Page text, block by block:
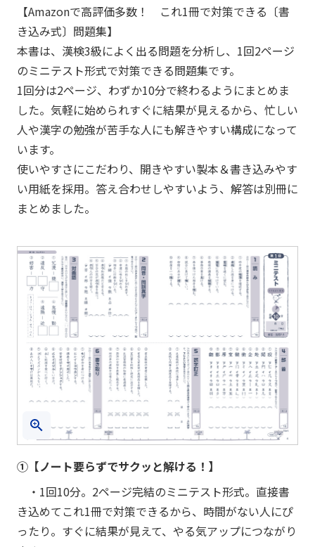
【Amazonで高評価多数！ これ1冊で対策できる〔書
き込み式〕問題集】
本書は、漢検3級によく出る問題を分析し、1回2ページ
のミニテスト形式で対策できる問題集です。
1回分は2ページ、わずか10分で終わるようにまとめま
した。気軽に始められすぐに結果が見えるから、忙しい
人や漢字の勉強が苦手な人にも解きやすい構成になって
います。
使いやすさにこだわり、開きやすい製本＆書き込みやす
い用紙を採用。答え合わせしやすいよう、解答は別冊に
まとめました。
①【ノート要らずでサクッと解ける！】
・1回10分。2ページ完結のミニテスト形式。直接書
き込めてこれ1冊で対策できるから、時間がない人にぴ
ったり。すぐに結果が見えて、やる気アップにつながり